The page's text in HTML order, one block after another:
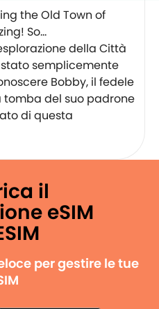
della Città
semplicemente
Bobby, il fedele
del suo padrone
di questa
il
eSIM
per gestire le tue